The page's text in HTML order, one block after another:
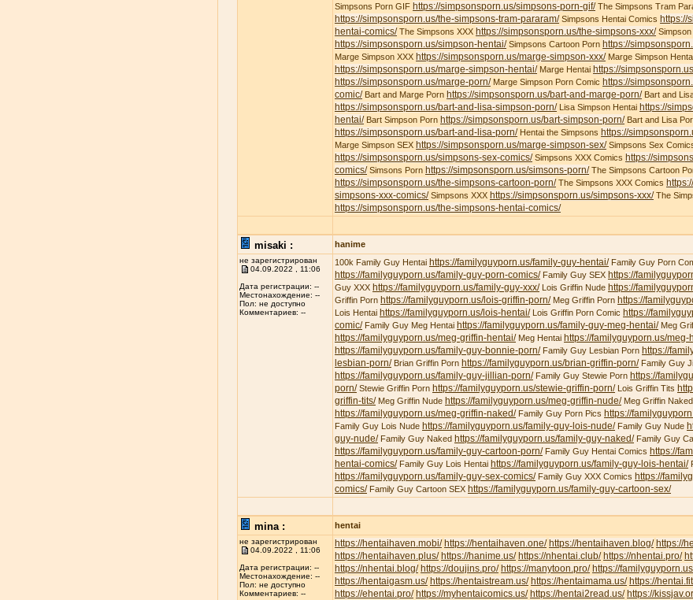
Simpsons Porn GIF https://simpsonsporn.us/simpsons-porn-gif/The Simpsons Tram
https://simpsonsporn.us/the-simpsons-tram-pararam/Simpsons Hentai Comics https://
hentai-comics/The Simpsons XXX https://simpsonsporn.us/the-simpsons-xxx/Simpson
https://simpsonsporn.us/simpson-hentai/Simpsons Cartoon Porn https://
Marge Simpson XXX https://simpsonsporn.us/marge-simpson-xxx/Marge Simpson
https://simpsonsporn.us/marge-simpson-hentai/Marge Hentai https://
https://simpsonsporn.us/marge-porn/Marge Simpson Porn Comic https://
comic/Bart and Marge Porn https://simpsonsporn.us/bart-and-marge-porn/Bart and
https://simpsonsporn.us/bart-and-lisa-simpson-porn/Lisa Simpson Hentai https://
hentai/Bart Simpson Porn https://simpsonsporn.us/bart-simpson-porn/Bart and Lisa
https://simpsonsporn.us/bart-and-lisa-porn/Hentai the Simpsons https://
Marge Simpson SEX https://simpsonsporn.us/marge-simpson-sex/Simpsons Sex
https://simpsonsporn.us/simpsons-sex-comics/Simpsons XXX Comics https://
comics/Simsons Porn https://simpsonsporn.us/simsons-porn/The Simpsons Cartoon
https://simpsonsporn.us/the-simpsons-cartoon-porn/The Simpsons XXX Comics
simpsons-xxx-comics/Simpsons XXX https://simpsonsporn.us/simpsons-xxx/The
https://simpsonsporn.us/the-simpsons-hentai-comics/
misaki : hanime
не зарегистрирован
04.09.2022 , 11:06
Дата регистрации: --
Местонахождение: --
Пол: не доступно
Комментариев: --
100k Family Guy Hentai https://familyguyporn.us/family-guy-hentai/Family Guy Porn
https://familyguyporn.us/family-guy-porn-comics/Family Guy SEX https://
Guy XXX https://familyguyporn.us/family-guy-xxx/Lois Griffin Nude https://
Griffin Porn https://familyguyporn.us/lois-griffin-porn/Meg Griffin Porn https://
Lois Hentai https://familyguyporn.us/lois-hentai/Lois Griffin Porn Comic https://
comic/Family Guy Meg Hentai https://familyguyporn.us/family-guy-meg-hentai/Meg
https://familyguyporn.us/meg-griffin-hentai/Meg Hentai https://familyguyporn.us/meg-
https://familyguyporn.us/family-guy-bonnie-porn/Family Guy Lesbian Porn https://
lesbian-porn/Brian Griffin Porn https://familyguyporn.us/brian-griffin-porn/Family Guy
https://familyguyporn.us/family-guy-jillian-porn/Family Guy Stewie Porn https://
porn/Stewie Griffin Porn https://familyguyporn.us/stewie-griffin-porn/Lois Griffin Tits
griffin-tits/Meg Griffin Nude https://familyguyporn.us/meg-griffin-nude/Meg Griffin Naked
https://familyguyporn.us/meg-griffin-naked/Family Guy Porn Pics https://
Family Guy Lois Nude https://familyguyporn.us/family-guy-lois-nude/Family Guy Nude
guy-nude/Family Guy Naked https://familyguyporn.us/family-guy-naked/Family Guy
https://familyguyporn.us/family-guy-cartoon-porn/Family Guy Hentai Comics https://
hentai-comics/Family Guy Lois Hentai https://familyguyporn.us/family-guy-lois-hentai/
https://familyguyporn.us/family-guy-sex-comics/Family Guy XXX Comics https://
comics/Family Guy Cartoon SEX https://familyguyporn.us/family-guy-cartoon-sex/
mina : hentai
не зарегистрирован
04.09.2022 , 11:06
Дата регистрации: --
Местонахождение: --
Пол: не доступно
Комментариев: --
https://hentaihaven.mobi/ https://hentaihaven.one/ https://hentaihaven.blog/ https://
https://hentaihaven.plus/ https://hanime.us/ https://nhentai.club/ https://nhentai.pro/
https://nhentai.blog/ https://doujins.pro/ https://manytoon.pro/ https://
https://hentaigasm.us/ https://hentaistream.us/ https://hentaimama.us/ https://
https://ehentai.pro/ https://myhentaicomics.us/ https://hentai2read.us/ https://